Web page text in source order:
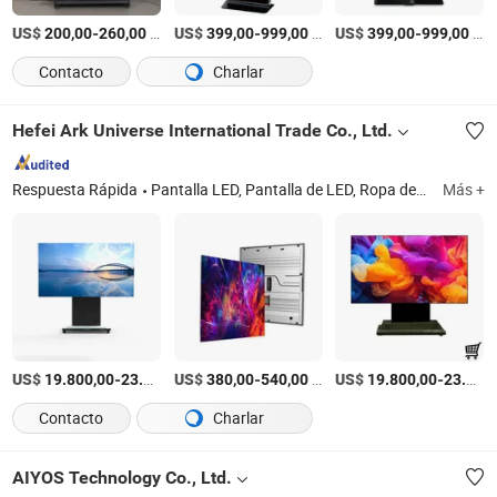
US$200,00-260,00 US$399,00-999,00/Pieza US$399,00-999,00
Contacto
Charlar
Hefei Ark Universe International Trade Co., Ltd.
Respuesta Rápida Pantalla LED, Pantalla de LED, Ropa deportiva, Camiseta de fútbol, Luz de cadena LED, Pantalla LED flexible, Pantalla LED exterior, Pantalla LED interior, Jersey de fútbol, Decoración navideña Más +
US$ 19.800,00-23.400,00 /Pieza
US$380,00-540,00/Pieza US$ 19.800,00-23.400,00
Contacto Charlar
AIYOS Technology Co., Ltd.